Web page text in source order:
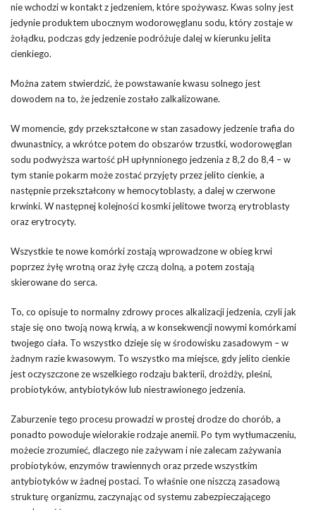
nie wchodzi w kontakt z jedzeniem, które spożywasz. Kwas solny jest
jedynie produktem ubocznym wodorowęglanu sodu, który zostaje w
żołądku, podczas gdy jedzenie podróżuje dalej w kierunku jelita
cienkiego.
Można zatem stwierdzić, że powstawanie kwasu solnego jest
dowodem na to, że jedzenie zostało zalkalizowane.
W momencie, gdy przekształcone w stan zasadowy jedzenie trafia do
dwunastnicy, a wkrótce potem do obszarów trzustki, wodorowęglan
sodu podwyższa wartość pH upłynnionego jedzenia z 8,2 do 8,4 – w
tym stanie pokarm może zostać przyjęty przez jelito cienkie, a
następnie przekształcony w hemocytoblasty, a dalej w czerwone
krwinki. W następnej kolejności kosmki jelitowe tworzą erytroblasty
oraz erytrocyty.
Wszystkie te nowe komórki zostają wprowadzone w obieg krwi
poprzez żyłę wrotną oraz żyłę czczą dolną, a potem zostają
skierowane do serca.
To, co opisuje to normalny zdrowy proces alkalizacji jedzenia, czyli jak
staje się ono twoją nową krwią, a w konsekwencji nowymi komórkami
twojego ciała. To wszystko dzieje się w środowisku zasadowym – w
żadnym razie kwasowym. To wszystko ma miejsce, gdy jelito cienkie
jest oczyszczone ze wszelkiego rodzaju bakterii, drożdży, pleśni,
probiotyków, antybiotyków lub niestrawionego jedzenia.
Zaburzenie tego procesu prowadzi w prostej drodze do chorób, a
ponadto powoduje wielorakie rodzaje anemii. Po tym wytłumaczeniu,
możecie zrozumieć, dlaczego nie zażywam i nie zalecam zażywania
probiotyków, enzymów trawiennych oraz przede wszystkim
antybiotyków w żadnej postaci. To właśnie one niszczą zasadową
strukturę organizmu, zaczynając od systemu zabezpieczającego